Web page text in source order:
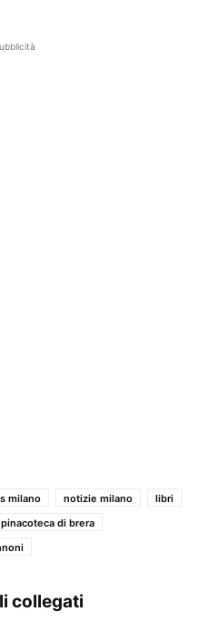
milano notizie milano
libri
pinacoteca di brera
collegati